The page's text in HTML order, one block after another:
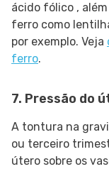
ácido fólico ,
ferro como
por exemplo. Veja
ferro.
7. Pressão do
A tontura na
ou terceiro
útero sobre os